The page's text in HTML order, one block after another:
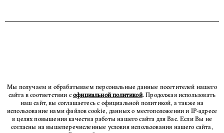
Мы получаем и обрабатываем персональные данные посетителей нашего
сайта в соответствии софициальной политикой. Продолжая использовать
наш сайт, вы соглашаетесь с официальной политикой, а также на
использование нами файлов cookie, данных о местоположении и IP-адресе
в целях повышения качества работы нашего сайта для Вас. Если Вы не
согласны на вышеперечисленные условия использования нашего сайта,